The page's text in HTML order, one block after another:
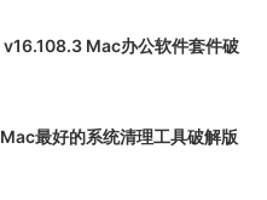
Mac办公软件套件破
最好的系统清理工具破解版